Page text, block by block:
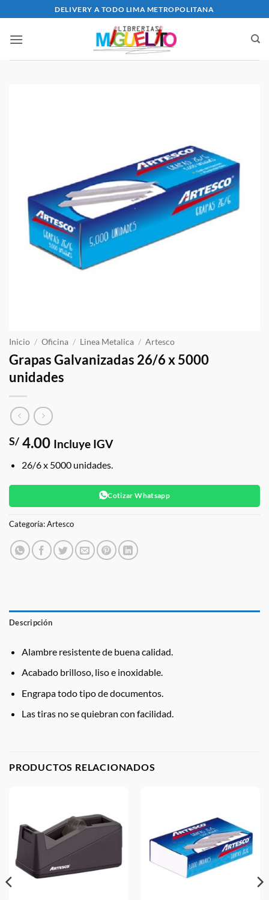
al
contenido
DELIVERY A TODO LIMA METROPOLITANA
Inicio / Oficina / Linea Metalica / Artesco
Grapas Galvanizadas 26/6 x 5000
unidades
S/ 4.00 Incluye IGV
26/6 x 5000 unidades.
Cotizar Whatsapp
Categoría:Artesco
Descripción
Alambre resistente de buena calidad.
Acabado brilloso, liso e inoxidable.
Engrapa todo tipo de documentos.
Las tiras no se quiebran con facilidad.
PRODUCTOS RELACIONADOS